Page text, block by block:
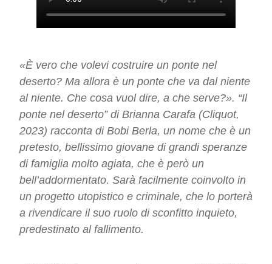
«È vero che volevi costruire un ponte nel
deserto? Ma allora è un ponte che va dal niente
al niente. Che cosa vuol dire, a che serve?». “Il
ponte nel deserto” di Brianna Carafa (Cliquot,
2023) racconta di Bobi Berla, un nome che è un
pretesto, bellissimo giovane di grandi speranze
di famiglia molto agiata, che è però un
bell’addormentato. Sarà facilmente coinvolto in
un progetto utopistico e criminale, che lo porterà
a rivendicare il suo ruolo di sconfitto inquieto,
predestinato al fallimento.